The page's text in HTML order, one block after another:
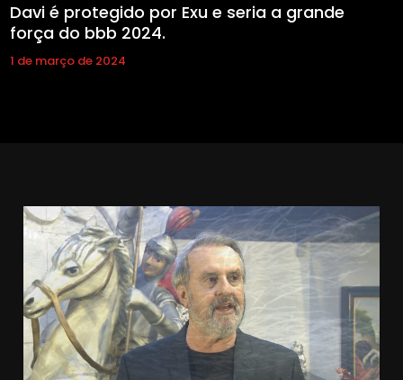
Davi é protegido por Exu e seria a grande
força do bbb 2024.
1 de março de 2024